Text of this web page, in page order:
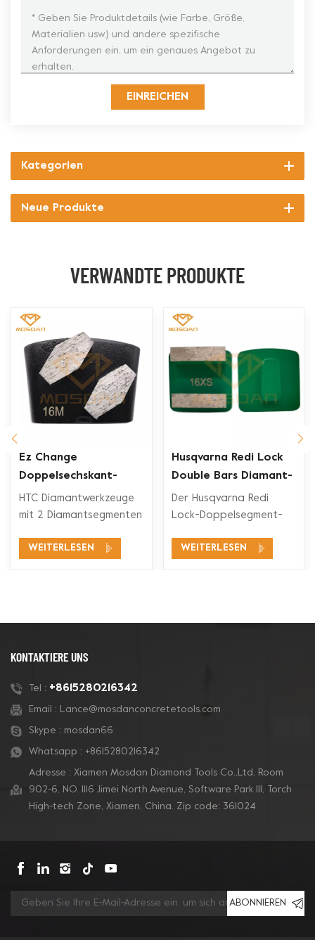
EINREICHEN
Kategorien
Neue Produkte
VERWANDTE PRODUKTE
Ez Change
Doppelsechskant-
Segment-Diamant-
Schleifschuh
HTC Diamantwerkzeuge
mit 2 Diamantsegmenten
breites
WEITERLESEN
Husqvarna Redi Lock
Double Bars Diamant-
Schleifschuh für
Betonboden
Der Husqvarna Redi
Lock-Doppelsegment-
mit den Husqvarna Redi
WEITERLESEN
KONTAKTIERE UNS
Tel : +8615280216342
Email : Lance@mosdanconcretetools.com
Skype : mosdan66
Whatsapp : +8615280216342
Adresse : Xiamen Mosdan Diamond Tools Co.,Ltd. Room
902-6, NO. 1116 Jimei North Avenue, Software Park Ill, Torch
High-tech Zone, Xiamen, China. Zip code: 361024
ABONNIEREN